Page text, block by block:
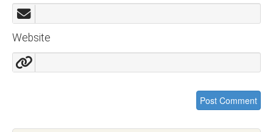
Website